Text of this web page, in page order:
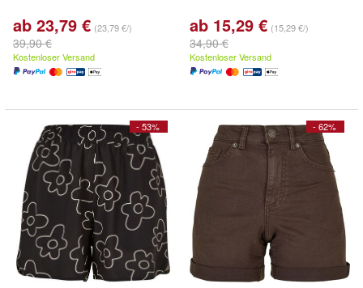
ab 23,79 € (23,79 €/)
39,90 €
Kostenloser Versand
ab 15,29 € (15,29 €/)
34,90 €
Kostenloser Versand
- 53% - 62%